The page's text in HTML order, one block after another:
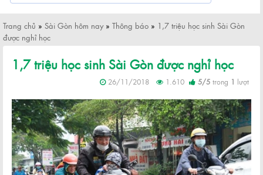
Trang chủ » Sài Gòn hôm nay» Thông báo » 1,7 triệu học sinh Sài Gòn
được nghỉ học
1,7 triệu học sinh Sài Gòn được nghỉ học
26/11/2018 1.610 5/5 trong 1 lượt